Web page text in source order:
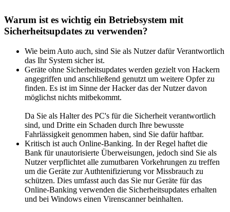
Warum ist es wichtig ein Betriebsystem mit
Sicherheitsupdates zu verwenden?
Wie beim Auto auch, sind Sie als Nutzer dafür Verantwortlich
das Ihr System sicher ist.
Geräte ohne Sicherheitsupdates werden gezielt von Hackern
angegriffen und anschließend genutzt um weitere Opfer zu
finden. Es ist im Sinne der Hacker das der Nutzer davon
möglichst nichts mitbekommt.
Da Sie als Halter des PC's für die Sicherheit verantwortlich
sind, und Dritte ein Schaden durch Ihre bewusste
Fahrlässigkeit genommen haben, sind Sie dafür haftbar.
Kritisch ist auch Online-Banking. In der Regel haftet die
Bank für unautorisierte Überweisungen, jedoch sind Sie als
Nutzer verpflichtet alle zumutbaren Vorkehrungen zu treffen
um die Geräte zur Authtenifizierung vor Missbrauch zu
schützen. Dies umfasst auch das Sie nur Geräte für das
Online-Banking verwenden die Sicherheitsupdates erhalten
und bei Windows einen Virenscanner beinhalten.